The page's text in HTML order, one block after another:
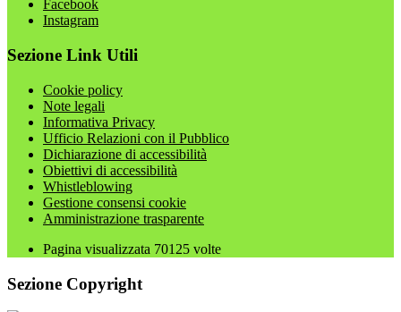
Facebook
Instagram
Sezione Link Utili
Cookie policy
Note legali
Informativa Privacy
Ufficio Relazioni con il Pubblico
Dichiarazione di accessibilità
Obiettivi di accessibilità
Whistleblowing
Gestione consensi cookie
Amministrazione trasparente
Pagina visualizzata 70125 volte
Sezione Copyright